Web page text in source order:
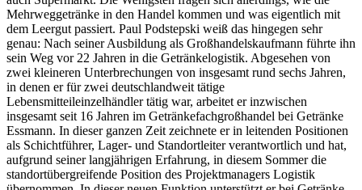
Mehrweggetränke in den Handel kommen und was eigentlich mit
dem Leergut passiert. Paul Podstepski weiß das hingegen sehr
genau: Nach seiner Ausbildung als Großhandelskaufmann führte ihn
sein Weg vor 22 Jahren in die Getränkelogistik. Abgesehen von
zwei kleineren Unterbrechungen von insgesamt rund sechs Jahren,
in denen er für zwei deutschlandweit tätige
Lebensmitteileinzelhändler tätig war, arbeitet er inzwischen
insgesamt seit 16 Jahren im Getränkefachgroßhandel bei Getränke
Essmann. In dieser ganzen Zeit zeichnete er in leitenden Positionen
als Schichtführer, Lager- und Standortleiter verantwortlich und hat,
aufgrund seiner langjährigen Erfahrung, in diesem Sommer die
standortübergreifende Position des Projektmanagers Logistik